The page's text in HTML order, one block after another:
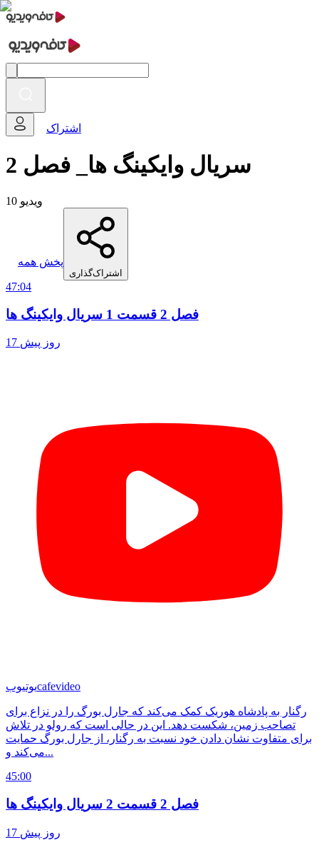
اشتراک
سریال وایکینگ ها_ فصل 2
10 ویدیو
پخش همه
اشتراک‌گذاری
47:04
فصل 2 قسمت 1 سریال وایکینگ ها
17 روز پیش
یوتیوبcafevideo
رگنار به پادشاه هوریک کمک می‌کند که جارل بورگ را در نزاع برای
تصاحب زمین، شکست دهد. این در حالی است که رولو در تلاش
برای متفاوت نشان دادن خود نسبت به رگنار، از جارل بورگ حمایت
می‌کند و...
45:00
فصل 2 قسمت 2 سریال وایکینگ ها
17 روز پیش